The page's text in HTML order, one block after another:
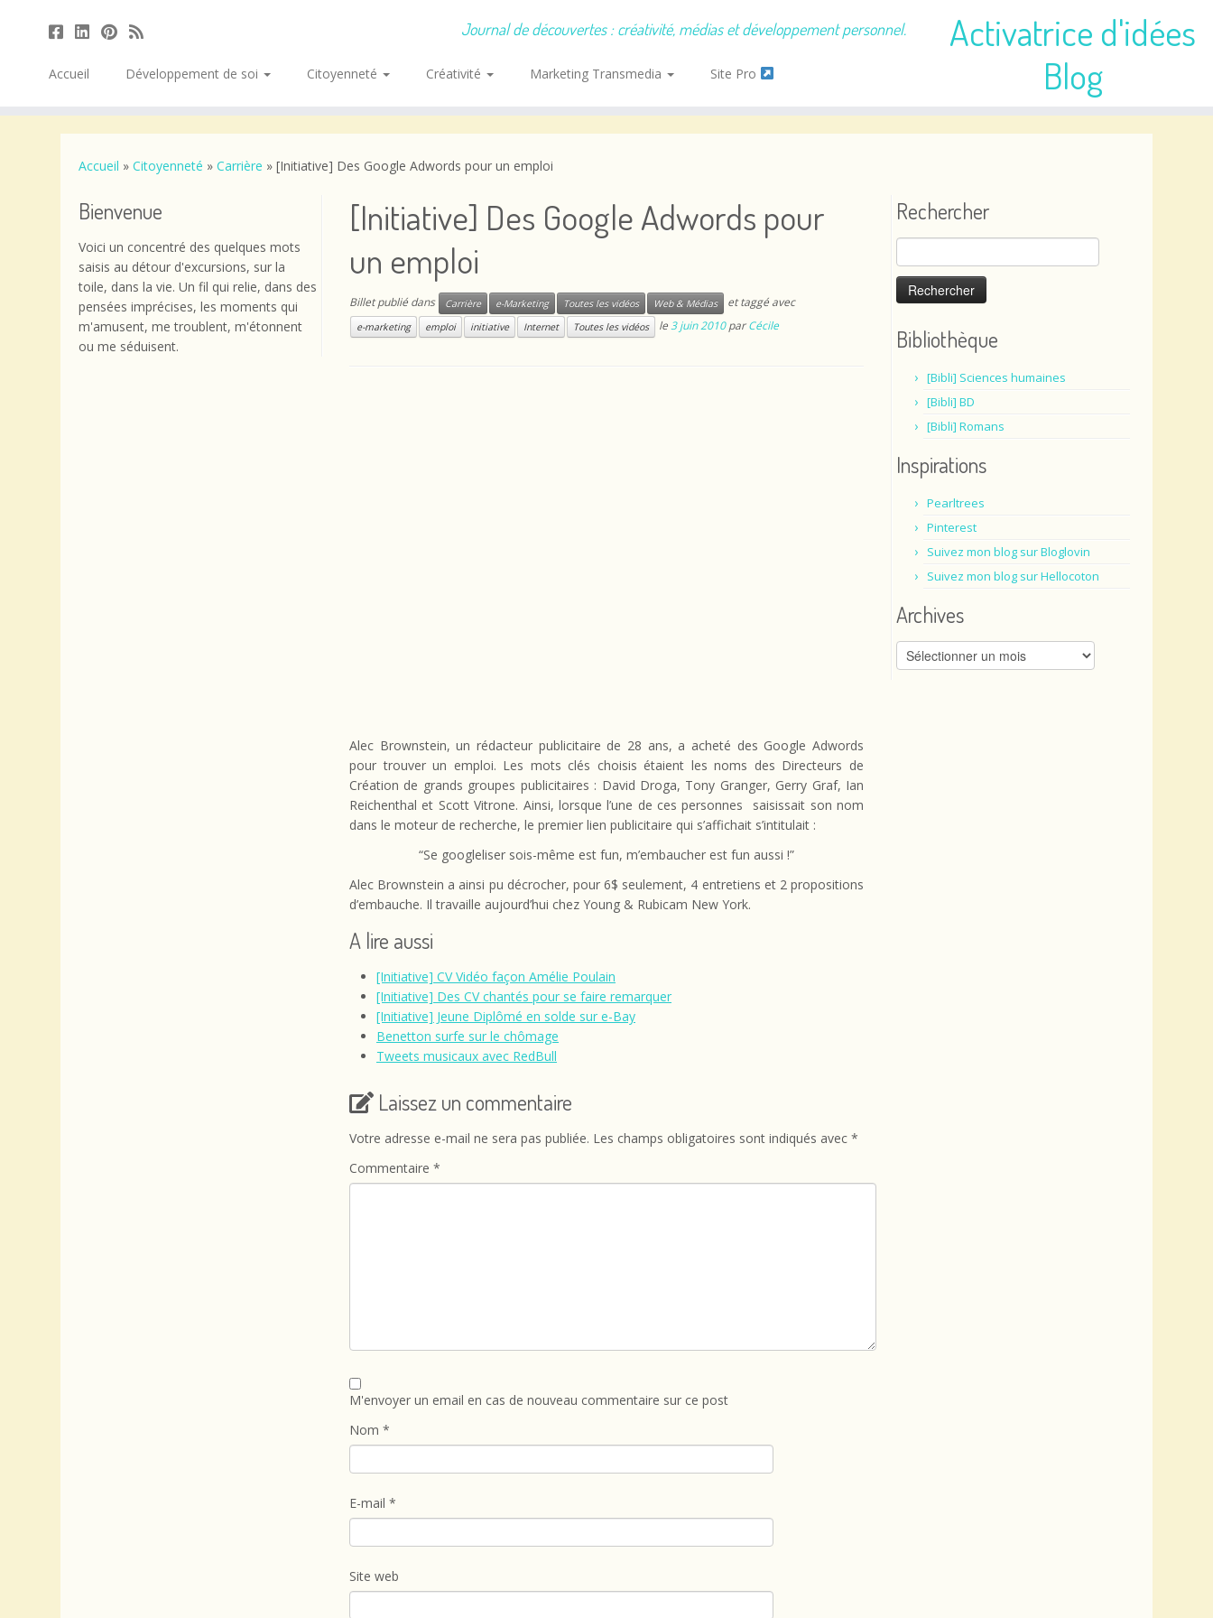
Activatrice d'idées
Blog
Journal de découvertes : créativité, médias et développement personnel.
Accueil Développement de soi Citoyenneté Créativité Marketing Transmedia Site Pro
Accueil » Citoyenneté » Carrière » [Initiative] Des Google Adwords pour un emploi
Bienvenue
Voici un concentré des quelques mots
saisis au détour d'excursions, sur la
toile, dans la vie. Un fil qui relie, dans des
pensées imprécises, les moments qui
m'amusent, me troublent, m'étonnent
ou me séduisent.
[Initiative] Des Google Adwords pour
un emploi
Billet publié dans Carrière e-Marketing Toutes les vidéos Web & Médias et taggé avec
e-marketing emploi initiative Internet Toutes les vidéos le3 juin 2010 parCécile
Alec Brownstein, un rédacteur publicitaire de 28 ans, a acheté des Google Adwords
pour trouver un emploi. Les mots clés choisis étaient les noms des Directeurs de
Création de grands groupes publicitaires : David Droga, Tony Granger, Gerry Graf, Ian
Reichenthal et Scott Vitrone. Ainsi, lorsque l’une de ces personnes saisissait son nom
dans le moteur de recherche, le premier lien publicitaire qui s’affichait s’intitulait :
“Se googleliser sois-même est fun, m’embaucher est fun aussi !”
Alec Brownstein a ainsi pu décrocher, pour 6$ seulement, 4 entretiens et 2 propositions
d’embauche. Il travaille aujourd’hui chez Young & Rubicam New York.
A lire aussi
[Initiative] CV Vidéo façon Amélie Poulain
[Initiative] Des CV chantés pour se faire remarquer
[Initiative] Jeune Diplômé en solde sur e-Bay
Benetton surfe sur le chômage
Tweets musicaux avec RedBull
Laissez un commentaire
Votre adresse e-mail ne sera pas publiée. Les champs obligatoires sont indiqués avec *
Commentaire *
M'envoyer un email en cas de nouveau commentaire sur ce post
Nom *
E-mail *
Site web
Rechercher
Rechercher :
Bibliothèque
[Bibli] Sciences humaines
[Bibli] BD
[Bibli] Romans
Inspirations
Pearltrees
Pinterest
Suivez mon blog sur Bloglovin
Suivez mon blog sur Hellocoton
Archives
Archives